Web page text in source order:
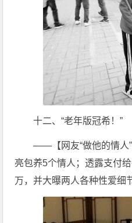
十二、“老年版冠希！”
——【网友“做他的情人
亮包养5个情人；透露支付
万，并大曝两人各种性爱细